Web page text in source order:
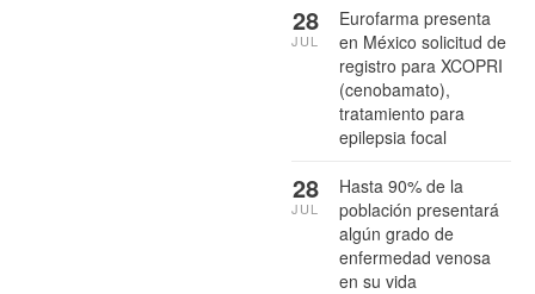
Eurofarma presenta
en México solicitud de
registro para XCOPRI
(cenobamato),
tratamiento para
epilepsia focal
28
JUL
Hasta 90% de la
población presentará
algún grado de
enfermedad venosa
en su vida
28
JUL